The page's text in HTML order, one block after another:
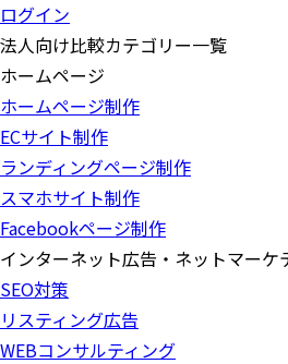
ログイン
法人向け比較カテゴリー一覧
ホームページ
ホームページ制作
ECサイト制作
ランディングページ制作
スマホサイト制作
Facebookページ制作
インターネット広告・ネットマーケ
SEO対策
リスティング広告
WEBコンサルティング